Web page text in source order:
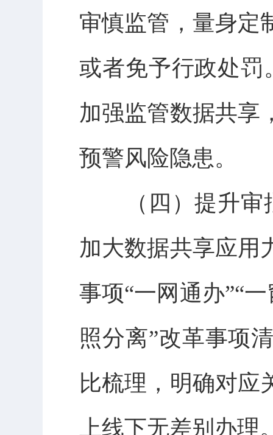
审慎监管，量身定
或者免予行政处罚
加强监管数据共享
预警风险隐患。
（四）提升审批
加大数据共享应用
事项“一网通办”“
照分离”改革事项
比梳理，明确对应
上线下无差别办理